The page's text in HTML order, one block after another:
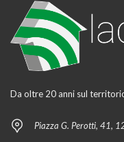
Da oltre 20 anni sul
Piazza G. Perotti, 41,